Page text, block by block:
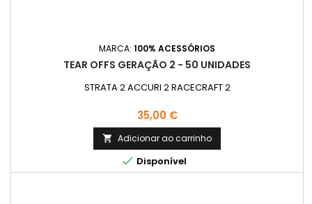
MARCA: 100% ACESSÓRIOS
TEAR OFFS GERAÇÃO 2 - 50 UNIDADES
STRATA 2 ACCURI 2 RACECRAFT 2
Preço
35,00 €
 Adicionar ao carrinho
 Disponível